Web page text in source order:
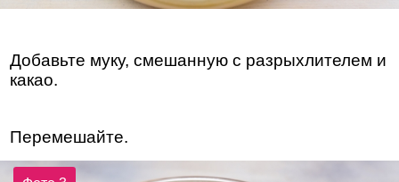
Добавьте муку, смешанную с разрыхлителем и
какао.
Перемешайте.